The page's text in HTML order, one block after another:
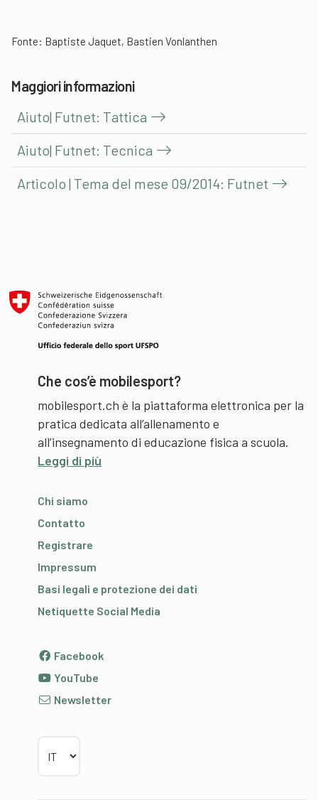
Fonte: Baptiste Jaquet, Bastien Vonlanthen
Maggiori informazioni
Aiuto| Futnet: Tattica
Aiuto| Futnet: Tecnica
Articolo | Tema del mese 09/2014: Futnet
Che cos’è mobilesport?
mobilesport.ch è la piattaforma elettronica per la
pratica dedicata all’allenamento e
all’insegnamento di educazione fisica a scuola.
Leggi di più
Chi siamo
Contatto
Registrare
Impressum
Basi legali e protezione dei dati
Netiquette Social Media
Facebook
YouTube
Newsletter